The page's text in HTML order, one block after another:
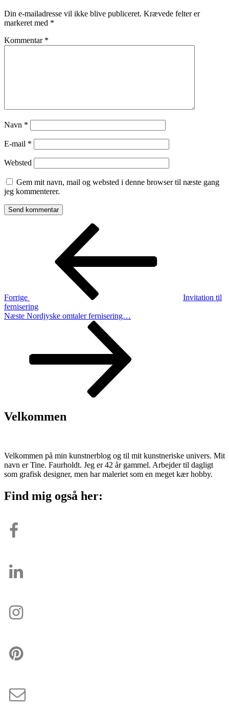
Din e-mailadresse vil ikke blive publiceret. Krævede felter er
markeret med *
Kommentar *
Navn *
E-mail *
Websted
Gem mit navn, mail og websted i denne browser til næste gang
jeg kommenterer.
Indlægsnavigation
Forrige
Invitation til
fernisering
Næste
Næste Nordjyske omtaler fernisering…
Velkommen
Velkommen på min kunstnerblog og til mit kunstneriske univers. Mit
navn er Tine. Faurholdt. Jeg er 42 år gammel. Arbejder til dagligt
som grafisk designer, men har maleriet som en meget kær hobby.
Find mig også her: